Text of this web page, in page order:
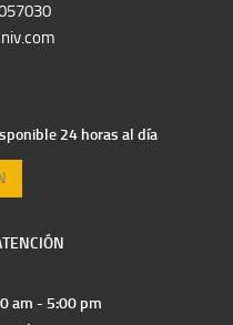
24 horas al día
am - 5:00 pm